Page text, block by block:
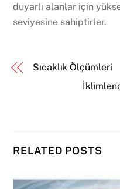
duyarlı alanlar için
seviyesine sahiptirler.
Sıcaklık Ölçümleri
RELATED POSTS